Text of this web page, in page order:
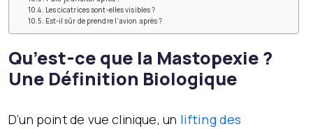
Les cicatrices sont-elles visibles ?
Est-il sûr de prendre l’avion après ?
Qu’est-ce que la Mastopexie ?
Une Définition Biologique
D’un point de vue clinique, un lifting des